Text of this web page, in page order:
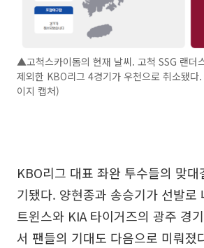
▲고척스카이돔의 현재 날씨. 고척 SSG 랜더
제외한 KBO리그 4경기가 우천으로 취소됐
이지 캡처)
KBO리그 대표 좌완 투수들의 맞대
기됐다. 양현종과 송승기가 선발로
트윈스와 KIA 타이거즈의 광주 경
서 팬들의 기대도 다음으로 미뤄졌